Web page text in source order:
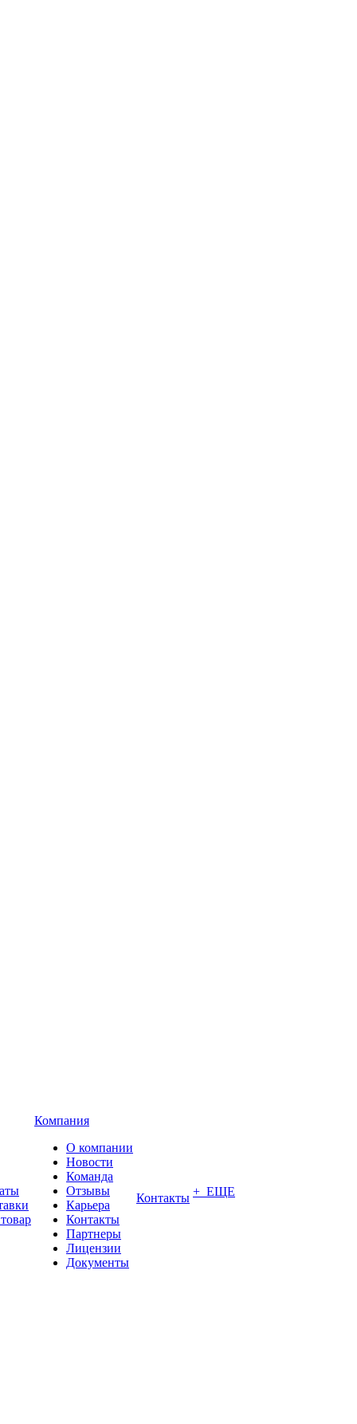
Компания
О компании
Новости
Команда
Отзывы
Карьера
Контакты
Партнеры
Лицензии
Документы
Контакты + ЕЩЕ